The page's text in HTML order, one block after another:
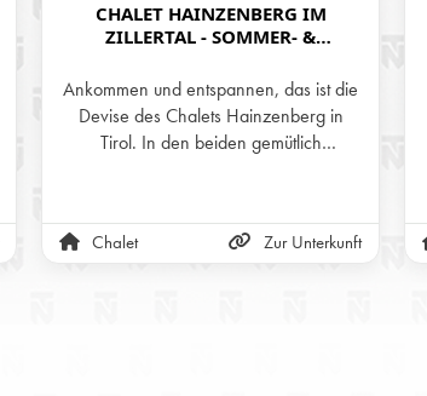
CHALET HAINZENBERG IM
ZILLERTAL - SOMMER- &
TIROLS
Ankommen und entspannen, das ist die
Devise des Chalets Hainzenberg in
Tirol. In den beiden gemütlich
Aussicht auf die Zillertaler Alpen kann
man sich nur wohlfühlen.
Chalet Zur Unterkunft